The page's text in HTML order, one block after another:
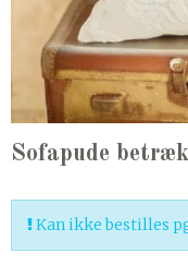
Sofapude
Kan ikke bestilles